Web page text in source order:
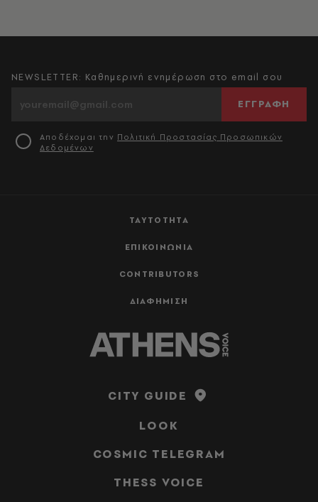
ΤΑΥΤΟΤΗΤΑ
ΕΠΙΚΟΙΝΩΝΙΑ
CONTRIBUTORS
ΔΙΑΦΗΜΙΣΗ
NEWSLETTER: Καθημερινή ενημέρωση στο email σου
ΕΓΓΡΑΦΗ
Αποδέχομαι την Πολιτική Προστασίας Προσωπικών
Δεδομένων
CITY GUIDE
LOOK
COSMIC TELEGRAM
THESS VOICE